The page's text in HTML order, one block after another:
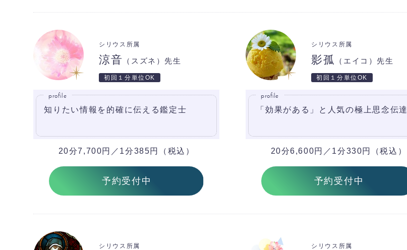
涼音 （スズネ）先生
シリウス所属
初回１分単位OK
profile
知りたい情報を的確に伝える鑑定士
20分7,700円／1分385円（税込）
予約受付中
影孤 （エイコ）先生
シリウス所属
初回１分単位OK
profile
「効果がある」と人気の極上思念伝達
20分6,600円／1分330円（税込）
予約受付中
シリウス所属 シリウス所属